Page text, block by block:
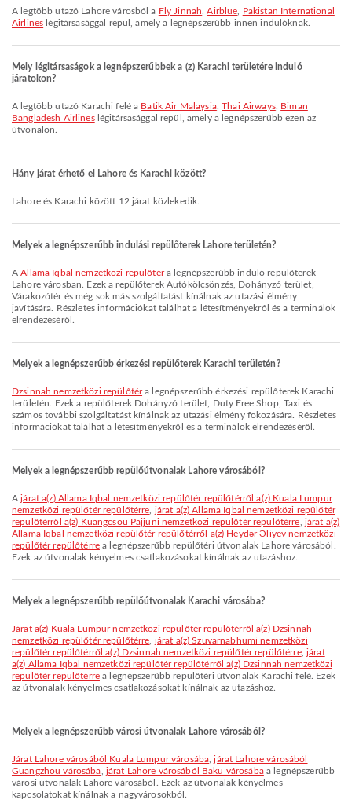
A legtöbb utazó Lahore városból a Fly Jinnah ,Airblue
Pakistan International
Airlines légitársasággal repül, amely a legnépszerűbb innen indulóknak.
Mely légitársaságok a legnépszerűbbek a (z) Karachi területére induló
járatokon?
A legtöbb utazó Karachi felé a Batik Air Malaysia,Thai Airways, Biman
Bangladesh Airlineslégitársasággal repül, amely a legnépszerűbb ezen az
útvonalon.
Hány járat érhető el Lahore és Karachi között?
Lahore és Karachi között 12 járat közlekedik.
Melyek a legnépszerűbb indulási repülőterek Lahore területén?
AAllama Iqbal nemzetközi repülőtéra legnépszerűbb induló repülőterek
Lahore városban. Ezek a repülőterek Autókölcsönzés, Dohányzó terület,
Várakozótér és még sok más szolgáltatást kínálnak az utazási élmény
javítására. Részletes információkat találhat a létesítményekről és a terminálok
elrendezéséről.
Melyek a legnépszerűbb érkezési repülőterek Karachi területén?
Dzsinnah nemzetközi repülőtéra legnépszerűbb érkezési repülőterek Karachi
területén. Ezek a repülőterek Dohányzó terület, Duty Free Shop, Taxi és
számos további szolgáltatást kínálnak az utazási élmény fokozására. Részletes
információkat találhat a létesítményekről és a terminálok elrendezéséről.
Melyek a legnépszerűbb repülőútvonalak Lahore városából?
Ajárat a(z) Allama Iqbal nemzetközi repülőtér repülőtérről a(z) Kuala Lumpur
nemzetközi repülőtér repülőtérre járat a(z) Allama Iqbal nemzetközi repülőtér
repülőtérről a(z) Kuangcsou Pajjüni nemzetközi repülőtér repülőtérre járat a(z)
Allama Iqbal nemzetközi repülőtér repülőtérről a(z) Heydər Əliyev nemzetközi
repülőtér repülőtérrea legnépszerűbb repülőtéri útvonalak Lahore városából.
Ezek az útvonalak kényelmes csatlakozásokat kínálnak az utazáshoz.
Melyek a legnépszerűbb repülőútvonalak Karachi városába?
járat a(z) Kuala Lumpur nemzetközi repülőtér repülőtérről a(z) Dzsinnah
nemzetközi repülőtér repülőtérre járat a(z) Szuvarnabhumi nemzetközi
repülőtér repülőtérről a(z) Dzsinnah nemzetközi repülőtér repülőtérre, járat
a(z) Allama Iqbal nemzetközi repülőtér repülőtérről a(z) Dzsinnah nemzetközi
repülőtér repülőtérrea legnépszerűbb repülőtéri útvonalak Karachi felé. Ezek
az útvonalak kényelmes csatlakozásokat kínálnak az utazáshoz.
Melyek a legnépszerűbb városi útvonalak Lahore városából?
járat Lahore városából Kuala Lumpur városába ,járat Lahore városából
Guangzhou városába járat Lahore városából Baku városábaa legnépszerűbb
városi útvonalak Lahore városából. Ezek az útvonalak kényelmes
kapcsolatokat kínálnak a nagyvárosokból.